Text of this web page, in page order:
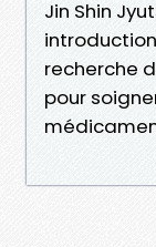
Jin Shin
recherche
pour